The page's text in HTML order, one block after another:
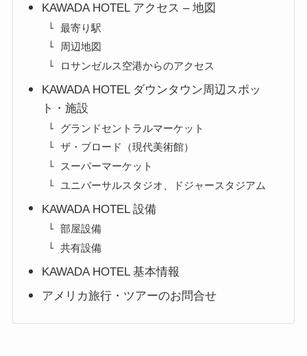
KAWADA HOTEL アクセス – 地図
最寄り駅
周辺地図
ロサンゼルス空港からのアクセス
KAWADA HOTEL ダウンタウン周辺スポッ
ト・施設
グランドセントラルマーケット
ザ・ブロード（現代美術館）
スーパーマーケット
ユニバーサルスタジオ、ドジャースタジアム
KAWADA HOTEL 設備
部屋設備
共有設備
KAWADA HOTEL 基本情報
アメリカ旅行・ツアーのお問合せ